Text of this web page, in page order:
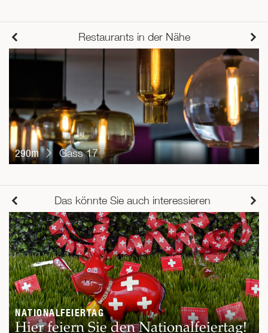
Restaurants in der Nähe
290m Gass 17
Das könnte Sie auch interessieren
NATIONALFEIERTAG
Hier feiern Sie den Nationalfeiertag!